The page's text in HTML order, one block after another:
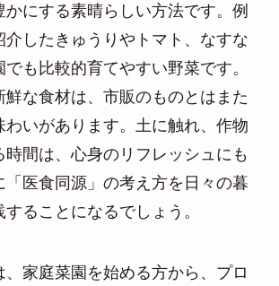
かにする素晴らしい方法です。例
介したきゅうりやトマト、なすな
も比較的育てやすい野菜です。
鮮な食材は、市販のものとはまた
わいがあります。土に触れ、作物
間は、心身のリフレッシュにも
「医食同源」の考え方を日々の暮
ることになるでしょう。
、家庭菜園を始める方から、プロ